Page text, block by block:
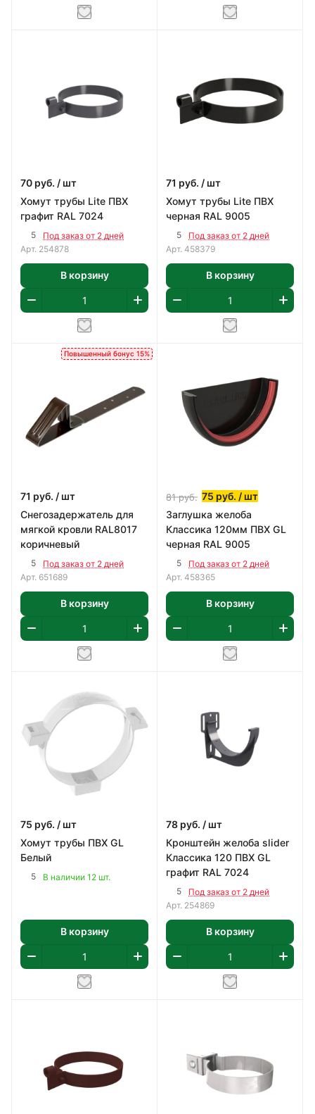
70 руб. / шт
Хомут трубы Lite ПВХ
графит RAL 7024
5
Под заказ от 2 дней
Арт. 254878
В корзину
71 руб. / шт
Хомут трубы Lite ПВХ
черная RAL 9005
5
Под заказ от 2 дней
Арт. 458379
В корзину
Повышенный бонус 15%
71 руб. / шт
Снегозадержатель для
мягкой кровли RAL8017
коричневый
5
Под заказ от 2 дней
Арт. 651689
В корзину
81руб. 75 руб. / шт
Заглушка желоба
Классика 120мм ПВХ GL
черная RAL 9005
5
Под заказ от 2 дней
Арт. 458365
В корзину
75 руб. / шт
Хомут трубы ПВХ GL
Белый
5 В наличии 12 шт.
В корзину
78 руб. / шт
Кронштейн желоба slider
Классика 120 ПВХ GL
графит RAL 7024
5
Под заказ от 2 дней
Арт. 254869
В корзину